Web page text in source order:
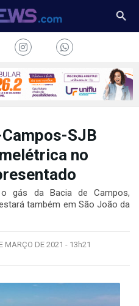
SJB
no
o gás da Bacia de Campos,
também em São João da
MARÇO DE 2021 - 13h21